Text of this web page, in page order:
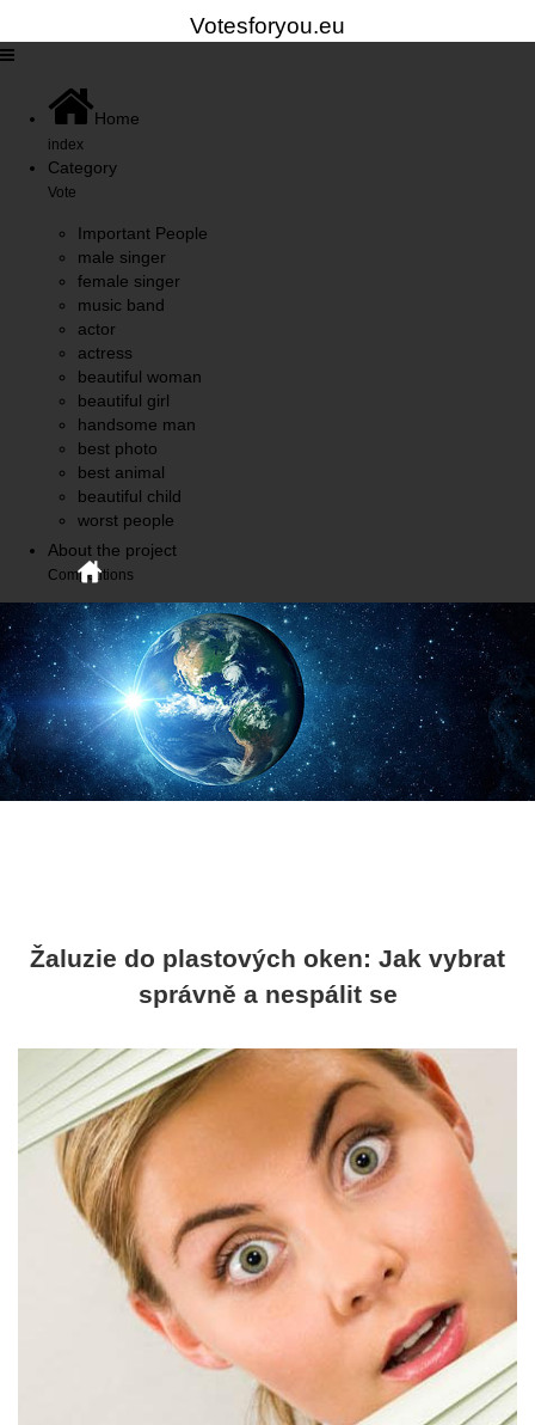
Votesforyou.eu
Home
index
Category
Vote
Important People
male singer
female singer
music band
actor
actress
beautiful woman
beautiful girl
handsome man
best photo
best animal
beautiful child
worst people
About the project
Competitions
Žaluzie do plastových oken: Jak vybrat
správně a nespálit se